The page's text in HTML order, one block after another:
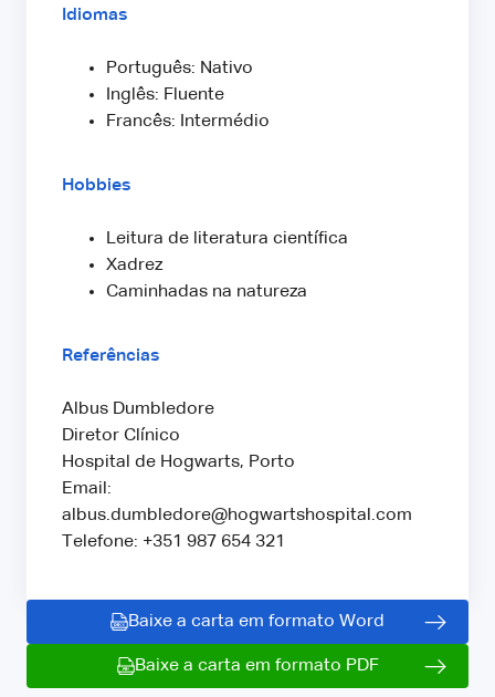
Idiomas
Português: Nativo
Inglês: Fluente
Francês: Intermédio
Hobbies
Leitura de literatura científica
Xadrez
Caminhadas na natureza
Referências
Albus Dumbledore
Diretor Clínico
Hospital de Hogwarts, Porto
Email:
albus.dumbledore@hogwartshospital.com
Telefone: +351 987 654 321
Baixe a carta em formato Word
Baixe a carta em formato PDF